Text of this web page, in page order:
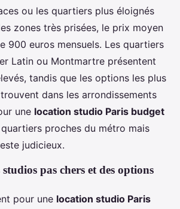
ou les quartiers plus éloignés
zones très prisées, le prix moyen
900 euros mensuels. Les quartiers
Latin ou Montmartre présentent
tandis que les options les plus
dans les arrondissements
une location studio Paris budget
proches du métro mais
judicieux.
pas chers et des options
pour une location studio Paris